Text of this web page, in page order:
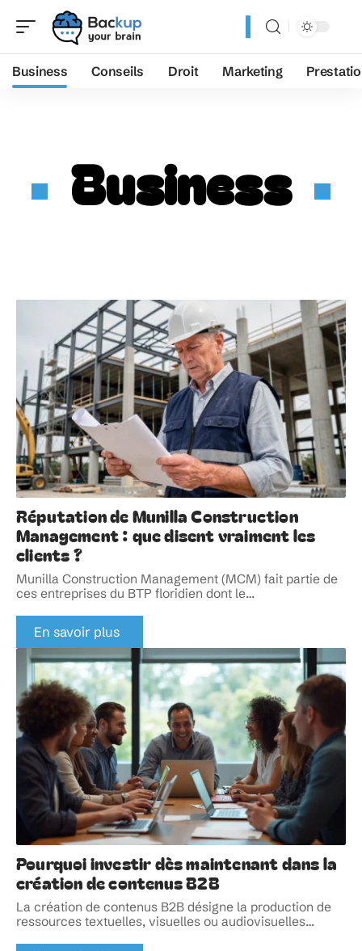
Business Conseils Droit Marketing
Business
Réputation de Munilla Construction
Management : que disent vraiment les
clients ?
Munilla Construction Management (MCM) fait partie de
ces entreprises du BTP floridien dont le…
En savoir plus
Pourquoi investir dès maintenant dans la
création de contenus B2B
La création de contenus B2B désigne la production de
ressources textuelles, visuelles ou audiovisuelles…